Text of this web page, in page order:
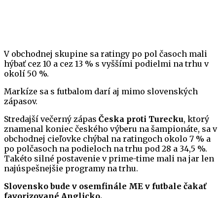
V obchodnej skupine sa ratingy po pol časoch mali
hýbať cez 10 a cez 13 % s vyššími podielmi na trhu v
okolí 50 %.
Markíze sa s futbalom darí aj mimo slovenských
zápasov.
Stredajší večerný zápas Česka proti Turecku, ktorý
znamenal koniec českého výberu na šampionáte, sa v
obchodnej cieľovke chýbal na ratingoch okolo 7 % a
po polčasoch na podieloch na trhu pod 28 a 34,5 %.
Takéto silné postavenie v prime-time mali na jar len
najúspešnejšie programy na trhu.
Slovensko bude v osemfinále ME v futbale čakať